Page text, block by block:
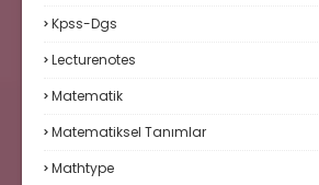
Kpss-Dgs
Lecturenotes
Matematik
Matematiksel Tanımlar
Mathtype